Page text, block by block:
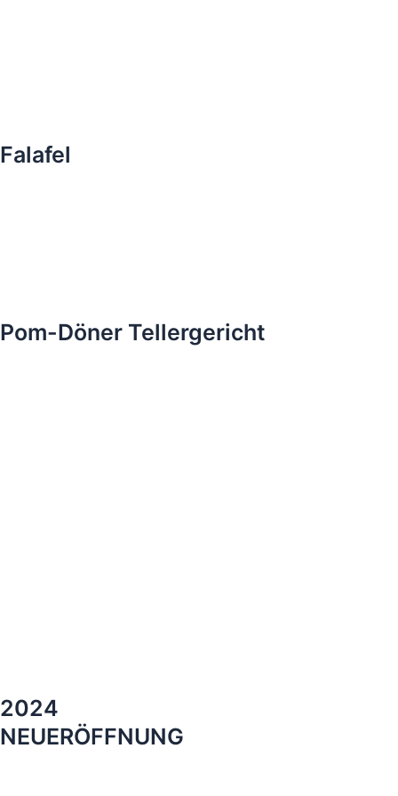
Falafel
Pom-Döner Tellergericht
2024
NEUERÖFFNUNG